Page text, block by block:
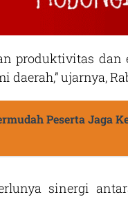
produktivitas
ujarnya,
Peserta Jaga
sinergi